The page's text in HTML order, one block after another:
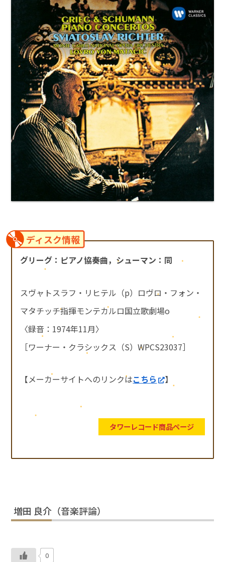
ディスク情報
グリーグ：ピアノ協奏曲，シューマン：同
スヴャトスラフ・リヒテル（p）ロヴロ・フォン・
マタチッチ指揮モンテカルロ国立歌劇場o
〈録音：1974年11月〉
［ワーナー・クラシックス（S）WPCS23037］
【メーカーサイトへのリンクはこちら 】
タワーレコード商品ページ
増田 良介（音楽評論）
0